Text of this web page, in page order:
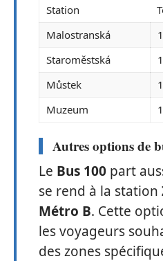
Station
Malostranská
Staroměstská
Můstek
Muzeum
Autres options de
Le Bus 100 part
se rend à la station
Métro B. Cette
les voyageurs
des zones